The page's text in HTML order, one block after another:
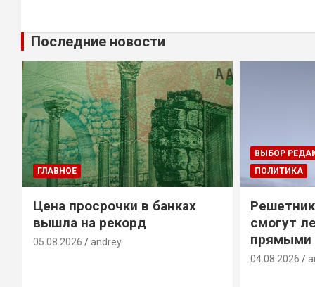
Последние новости
ГЛАВНОЕ
Цена просрочки в банках
вышла на рекорд
05.08.2026 andrey
ВЫБОР
ПОЛИТИКА
смогут
прямыми
04.08.2026